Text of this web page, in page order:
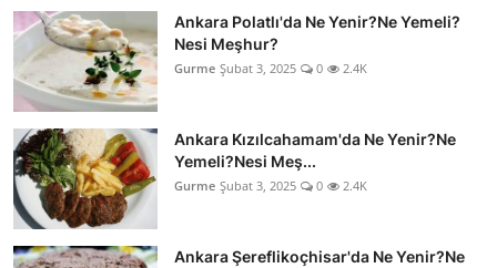
Ankara Polatlı'da Ne Yenir?Ne Yemeli?
Nesi Meşhur?
Gurme Şubat 3, 2025 0 2.4K
Ankara Kızılcahamam'da Ne Yenir?Ne
Yemeli?Nesi Meş...
Gurme Şubat 3, 2025 0 2.4K
Ankara Şereflikoçhisar'da Ne Yenir?Ne